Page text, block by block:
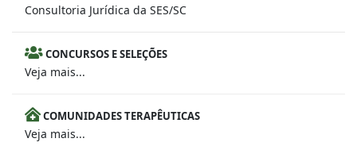
Consultoria Jurídica da SES/SC
CONCURSOS E SELEÇÕES
Veja mais...
COMUNIDADES TERAPÊUTICAS
Veja mais...